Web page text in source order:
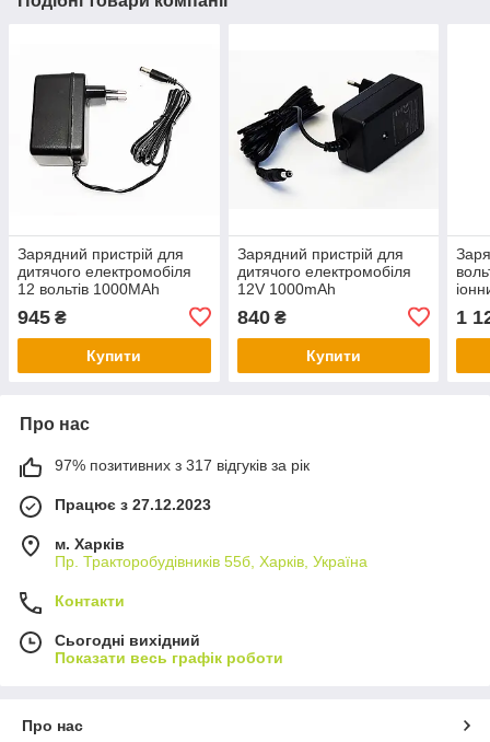
Зарядний пристрій для
дитячого електромобіля
12 вольтів 1000MAh
945 ₴
Купити
Зарядний пристрій для
дитячого електромобіля
12V 1000mAh
840₴
Купити
1
Про нас
97% позитивних з 317 відгуків за рік
Працює з 27.12.2023
м. Харків
Пр. Тракторобудiвникiв 55б, Харків, Україна
Контакти
Сьогодні вихідний
Показати весь графік роботи
Про нас